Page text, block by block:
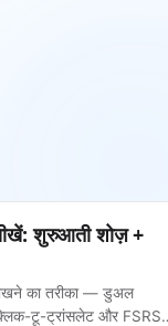
शुरुआती शोज़ +
सीखने का तरीका — डुअल
टू-ट्रांसलेट और FSRS